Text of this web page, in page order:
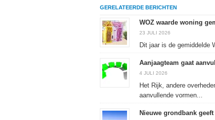
Facebook
(Wordt
een
nieuw
venster
geopend)
delen
(Wordt
een
venster
Twitter
(Wordt
een
venster
(Wordt
in
nieuw
GERELATEERDE BERICHTEN
WOZ waarde woning
23 JULI 2026
Dit jaar is de gemiddelde
Aanjaagteam gaat
4 JULI 2026
Het Rijk, andere
aanvullende vormen...
Nieuwe grondbank